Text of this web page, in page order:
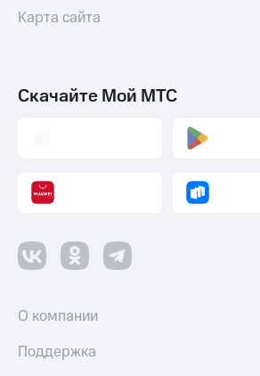
Карта сайта
Скачайте Мой МТС
О компании
Поддержка